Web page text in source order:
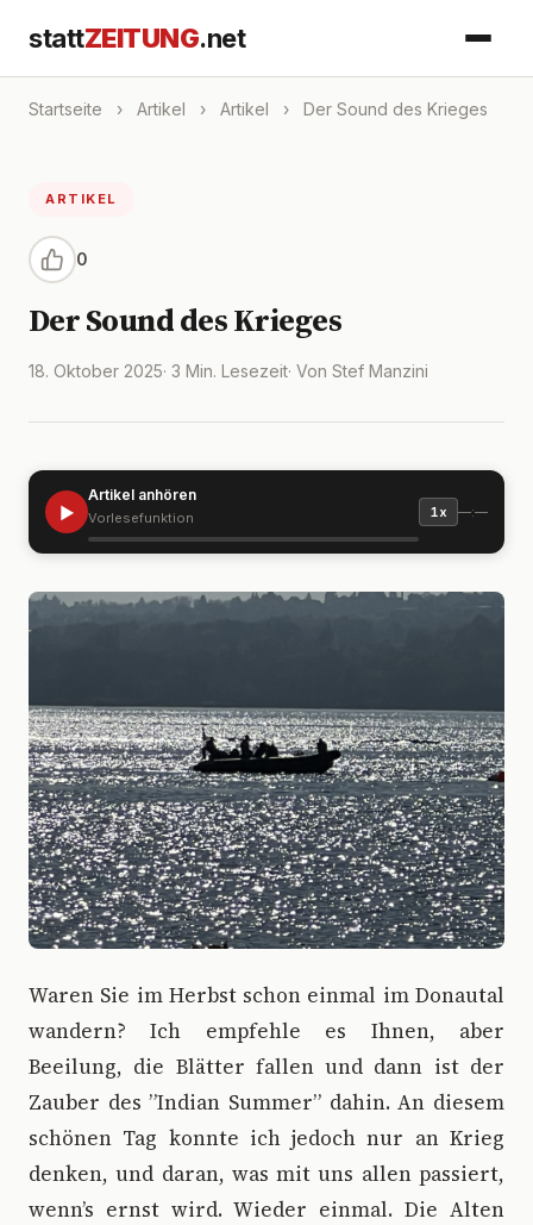
stattZEITUNG.net
Startseite › Artikel › Artikel › Der Sound des Krieges
ARTIKEL
0
Der Sound des Krieges
18. Oktober 2025· 3 Min. Lesezeit· Von Stef Manzini
▶
Artikel anhören
Vorlesefunktion 1x —:—
Waren Sie im Herbst schon einmal im Donautal
wandern? Ich empfehle es Ihnen, aber
Beeilung, die Blätter fallen und dann ist der
Zauber des ”Indian Summer” dahin. An diesem
schönen Tag konnte ich jedoch nur an Krieg
denken, und daran, was mit uns allen passiert,
wenn’s ernst wird. Wieder einmal. Die Alten